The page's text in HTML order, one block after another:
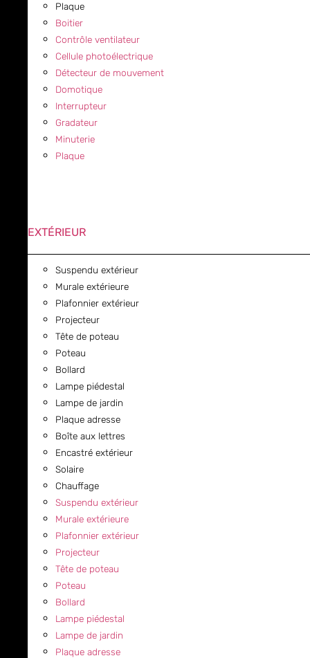
Plaque
Boitier
Contrôle ventilateur
Cellule photoélectrique
Détecteur de mouvement
Domotique
Interrupteur
Gradateur
Minuterie
Plaque
EXTÉRIEUR
Suspendu extérieur
Murale extérieure
Plafonnier extérieur
Projecteur
Tête de poteau
Poteau
Bollard
Lampe piédestal
Lampe de jardin
Plaque adresse
Boîte aux lettres
Encastré extérieur
Solaire
Chauffage
Suspendu extérieur
Murale extérieure
Plafonnier extérieur
Projecteur
Tête de poteau
Poteau
Bollard
Lampe piédestal
Lampe de jardin
Plaque adresse